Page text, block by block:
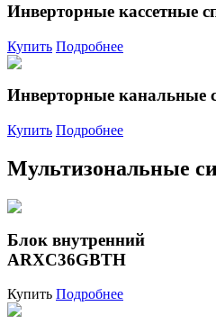
Инверторные кассетные
Купить Подробнее
Инверторные канальные
Купить Подробнее
Мультизональные
Блок внутренний
ARXC36GBTH
Купить Подробнее